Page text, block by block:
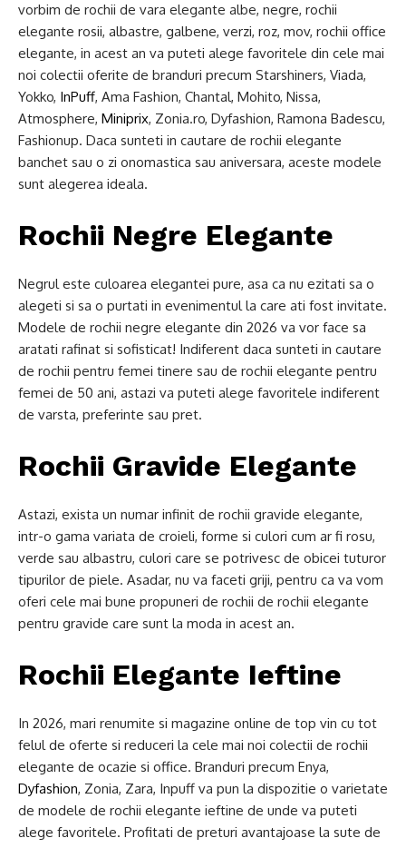
vorbim de rochii de vara elegante albe, negre, rochii
elegante rosii, albastre, galbene, verzi, roz, mov, rochii office
elegante, in acest an va puteti alege favoritele din cele mai
noi colectii oferite de branduri precum Starshiners, Viada,
Yokko, InPuff, Ama Fashion, Chantal, Mohito, Nissa,
Atmosphere, Miniprix, Zonia.ro, Dyfashion, Ramona Badescu,
Fashionup. Daca sunteti in cautare de rochii elegante
banchet sau o zi onomastica sau aniversara, aceste modele
sunt alegerea ideala.
Rochii Negre Elegante
Negrul este culoarea elegantei pure, asa ca nu ezitati sa o
alegeti si sa o purtati in evenimentul la care ati fost invitate.
Modele de rochii negre elegante din 2026 va vor face sa
aratati rafinat si sofisticat! Indiferent daca sunteti in cautare
de rochii pentru femei tinere sau de rochii elegante pentru
femei de 50 ani, astazi va puteti alege favoritele indiferent
de varsta, preferinte sau pret.
Rochii Gravide Elegante
Astazi, exista un numar infinit de rochii gravide elegante,
intr-o gama variata de croieli, forme si culori cum ar fi rosu,
verde sau albastru, culori care se potrivesc de obicei tuturor
tipurilor de piele. Asadar, nu va faceti griji, pentru ca va vom
oferi cele mai bune propuneri de rochii de rochii elegante
pentru gravide care sunt la moda in acest an.
Rochii Elegante Ieftine
In 2026, mari renumite si magazine online de top vin cu tot
felul de oferte si reduceri la cele mai noi colectii de rochii
elegante de ocazie si office. Branduri precum Enya,
Dyfashion, Zonia, Zara, Inpuff va pun la dispozitie o varietate
de modele de rochii elegante ieftine de unde va puteti
alege favoritele. Profitati de preturi avantajoase la sute de